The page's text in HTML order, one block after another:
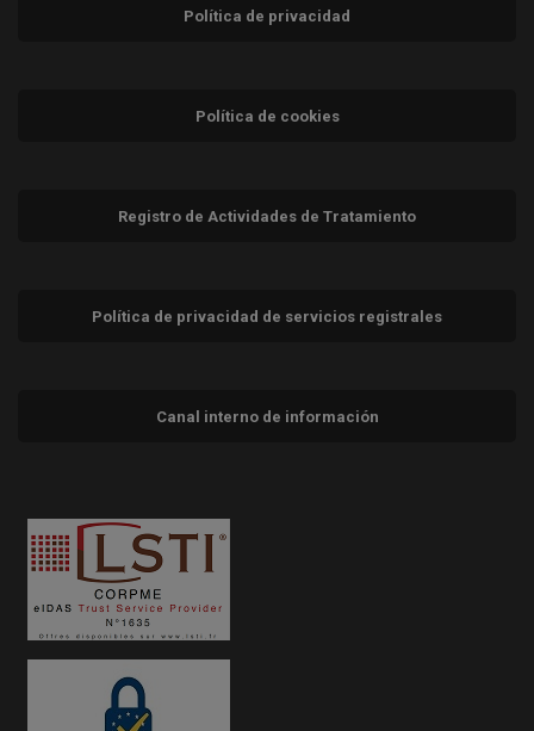
Política de privacidad
Política de cookies
Registro de Actividades de Tratamiento
Política de privacidad de servicios registrales
Canal interno de información